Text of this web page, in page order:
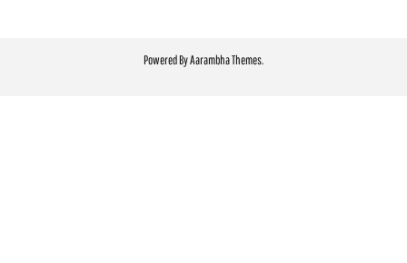
Powered ByAarambha Themes.